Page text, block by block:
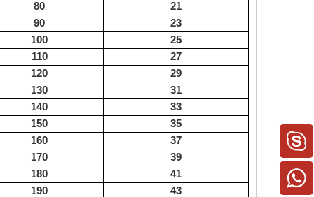
80
21
90
23
100
25
110
27
120
29
130
31
140
33
150
35
160
37
170
39
180
41
190
43